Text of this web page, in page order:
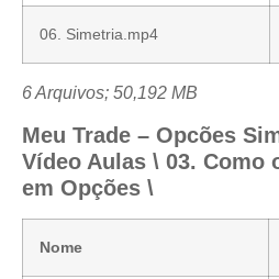
06. Simetria.mp4
6 Arquivos; 50,192 MB
Meu Trade – Opcões
Vídeo Aulas \ 03. Como
em Opções \
Nome